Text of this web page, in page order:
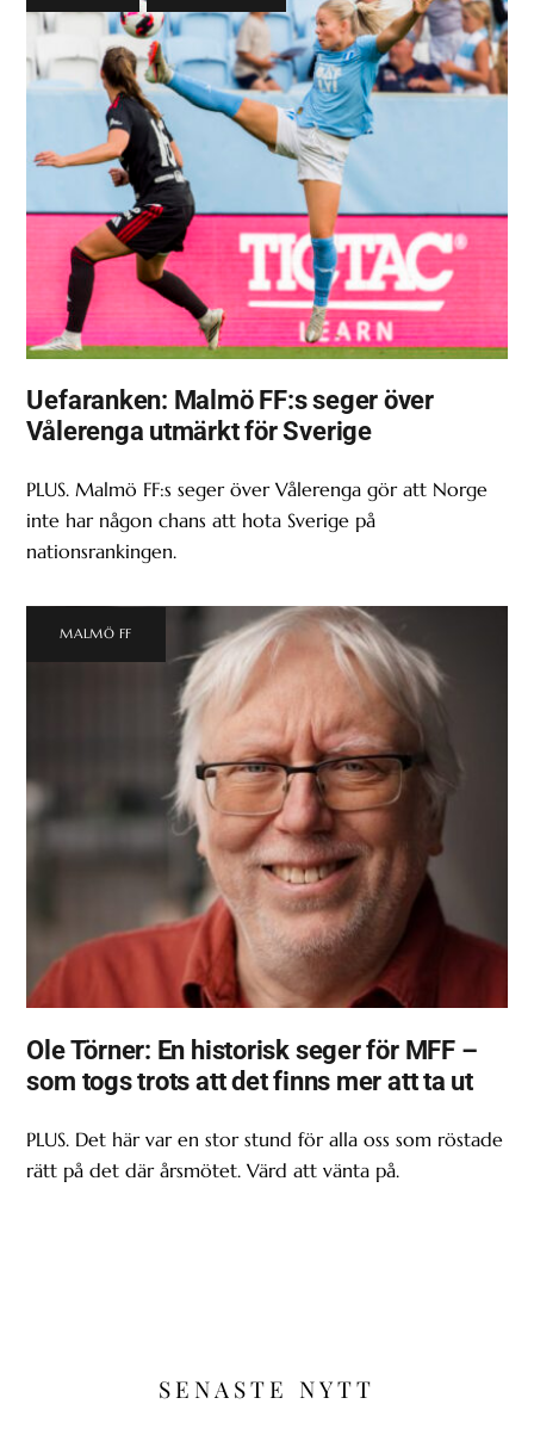
Uefaranken: Malmö FF:s seger över
Vålerenga utmärkt för Sverige
PLUS. Malmö FF:s seger över Vålerenga gör att Norge
inte har någon chans att hota Sverige på
nationsrankingen.
MALMÖ FF
Ole Törner: En historisk seger för MFF –
som togs trots att det finns mer att ta ut
PLUS. Det här var en stor stund för alla oss som röstade
rätt på det där årsmötet. Värd att vänta på.
SENASTE NYTT